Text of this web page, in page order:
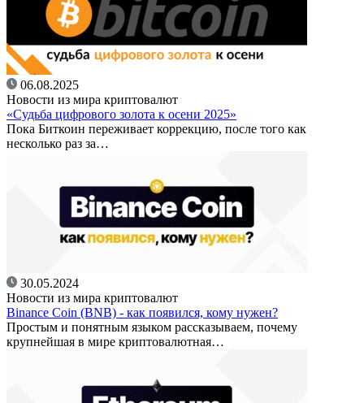
06.08.2025
Новости из мира криптовалют
«Судьба цифрового золота к осени 2025»
Пока Биткоин переживает коррекцию, после того как
несколько раз за…
30.05.2024
Новости из мира криптовалют
Binance Coin (BNB) - как появился, кому нужен?
Простым и понятным языком рассказываем, почему
крупнейшая в мире криптовалютная…